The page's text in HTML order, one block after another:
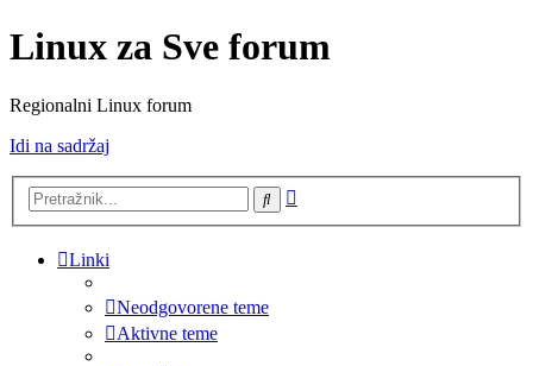
Linux za Sve forum
Regionalni Linux forum
Idi na sadržaj
Pretražnik
Linki
Neodgovorene teme
Aktivne teme